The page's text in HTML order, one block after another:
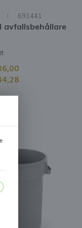
691441
avfallsbehållare